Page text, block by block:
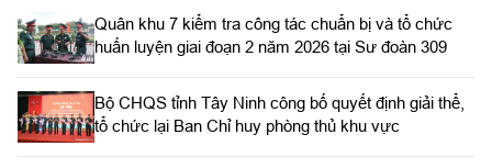
Quân khu 7 kiểm tra công tác chuẩn bị và tổ chức
huấn luyện giai đoạn 2 năm 2026 tại Sư đoàn 309
Bộ CHQS tỉnh Tây Ninh công bố quyết định giải thể,
tổ chức lại Ban Chỉ huy phòng thủ khu vực